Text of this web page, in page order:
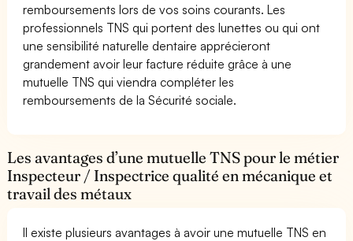
remboursements lors de vos soins courants. Les
professionnels TNS qui portent des lunettes ou qui ont
une sensibilité naturelle dentaire apprécieront
grandement avoir leur facture réduite grâce à une
mutuelle TNS qui viendra compléter les
remboursements de la Sécurité sociale.
Les avantages d’une mutuelle TNS pour le métier
Inspecteur / Inspectrice qualité en mécanique et
travail des métaux
Il existe plusieurs avantages à avoir une mutuelle TNS en